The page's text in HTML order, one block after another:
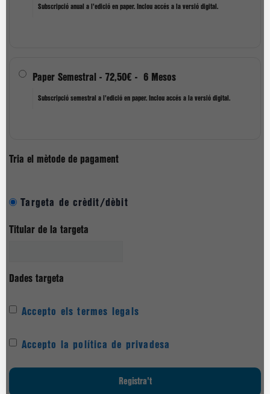
Subscripció anual a l'edició en paper. Inclou accés a la versió digital.
Paper Semestral - 72,50€ - 6 Mesos
Subscripció semestral a l'edició en paper. Inclou accés a la versió digital.
Tria el mètode de pagament
Targeta de crèdit/dèbit
Titular de la targeta
Dades targeta
Accepto els termes legals
Accepto la política de privadesa